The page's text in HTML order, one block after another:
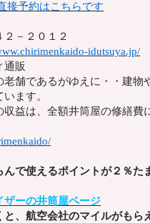
接予約はこちらです
２－２０１２
idutsuya.jp/
通販
老舗であるがゆえに・・建物
ます。
収益は、全額井筒屋の修繕費
で使えるポイントが２％た
ザーの井筒屋ページ
と、航空会社のマイルがもら